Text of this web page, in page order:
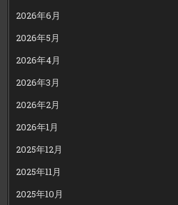
2026年6月
2026年5月
2026年4月
2026年3月
2026年2月
2026年1月
2025年12月
2025年11月
2025年10月